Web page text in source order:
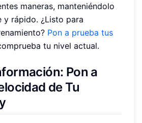
maneras, manteniéndolo
y rápido. ¿Listo para
Pon a prueba tus
tu nivel actual.
Pon a
de Tu